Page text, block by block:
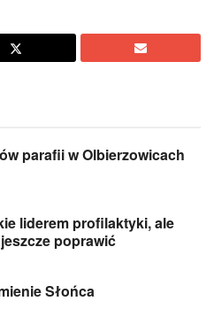
parafii w Olbierzowicach
liderem profilaktyki, ale
poprawić
Słońca